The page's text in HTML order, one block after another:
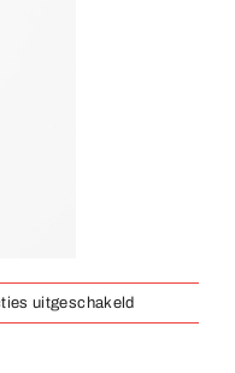
uitgeschakeldvoor
haak